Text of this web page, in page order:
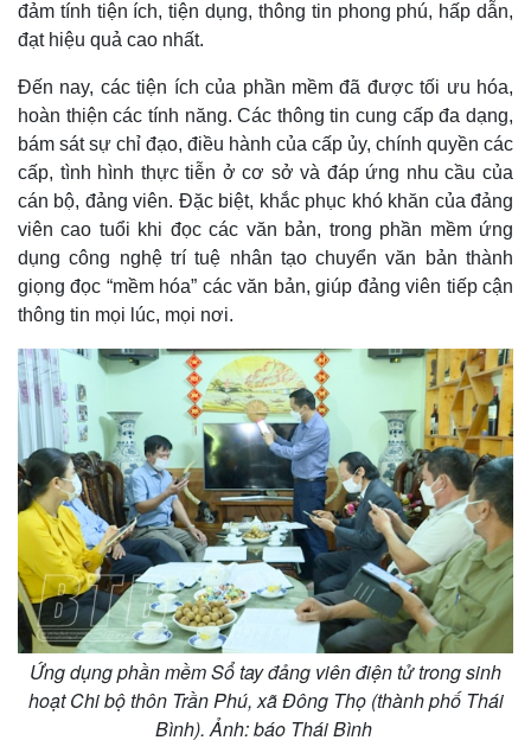
đảm tính tiện ích, tiện dụng, thông tin phong phú, hấp dẫn,
đạt hiệu quả cao nhất.
Đến nay, các tiện ích của phần mềm đã được tối ưu hóa,
hoàn thiện các tính năng. Các thông tin cung cấp đa dạng,
bám sát sự chỉ đạo, điều hành của cấp ủy, chính quyền các
cấp, tình hình thực tiễn ở cơ sở và đáp ứng nhu cầu của
cán bộ, đảng viên. Đặc biệt, khắc phục khó khăn của đảng
viên cao tuổi khi đọc các văn bản, trong phần mềm ứng
dụng công nghệ trí tuệ nhân tạo chuyển văn bản thành
giọng đọc “mềm hóa” các văn bản, giúp đảng viên tiếp cận
thông tin mọi lúc, mọi nơi.
Ứng dụng phần mềm Sổ tay đảng viên điện tử trong sinh
hoạt Chi bộ thôn Trần Phú, xã Đông Thọ (thành phố Thái
Bình). Ảnh: báo Thái Bình